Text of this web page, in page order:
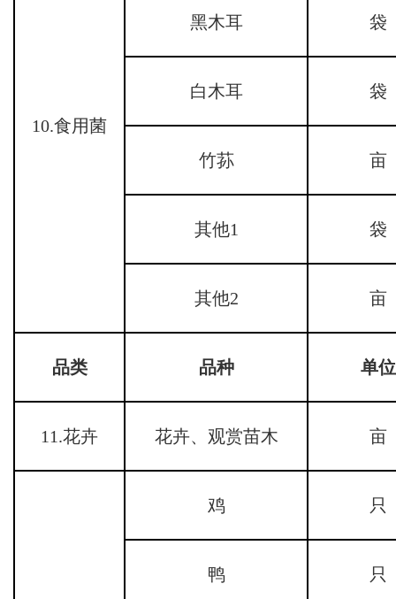
10.食用菌
黑木耳 袋
白木耳 袋
竹荪 亩
其他1 袋
其他2 亩
品类 品种 单位
11.花卉 花卉、观赏苗木 亩
鸡 只
鸭 只